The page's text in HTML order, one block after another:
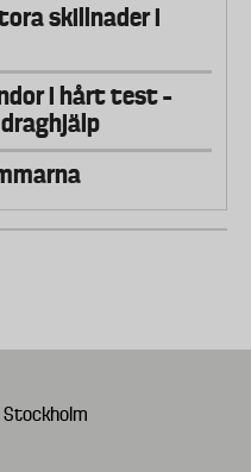
skillnader i
i hårt test –
Stockholm